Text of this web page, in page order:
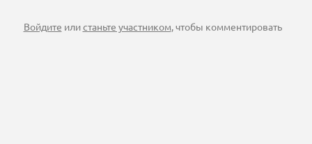
Войдите илистаньте участником , чтобы комментировать